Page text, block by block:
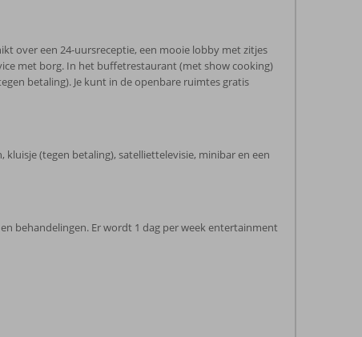
over een 24-uursreceptie, een mooie lobby met zitjes
met borg. In het buffetrestaurant (met show cooking)
betaling). Je kunt in de openbare ruimtes gratis
(tegen betaling), satelliettelevisie, minibar en een
behandelingen. Er wordt 1 dag per week entertainment